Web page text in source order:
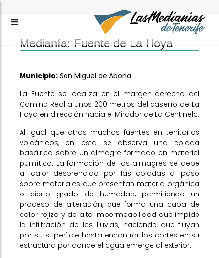
Medianía: Fuente de La Hoya
Municipio: San Miguel de Abona
La Fuente se localiza en el margen derecho del
Camino Real a unos 200 metros del caserío de La
Hoya en dirección hacia el Mirador de La Centinela.
Al igual que otras muchas fuentes en territorios
volcánicos, en esta se observa una colada
basáltica sobre un almagre formado en material
pumítico. La formación de los almagres se debe
al calor desprendido por las coladas al paso
sobre materiales que presentan materia orgánica
o cierto grado de humedad, permitiendo un
proceso de alteración, que forma una capa de
color rojizo y de alta impermeabilidad que impide
la infiltración de las lluvias, haciendo que fluyan
por su superficie hasta encontrar los cortes en su
estructura por donde el agua emerge al exterior.